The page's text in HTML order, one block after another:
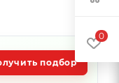
подбор
0